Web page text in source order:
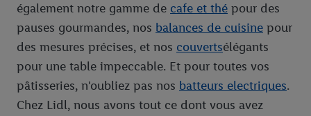
également notre gamme de cafe et thé pour des
pauses gourmandes, nos balances de cuisine pour
des mesures précises, et nos couvertsélégants
pour une table impeccable. Et pour toutes vos
pâtisseries, n'oubliez pas nos batteurs electriques.
Chez Lidl, nous avons tout ce dont vous avez